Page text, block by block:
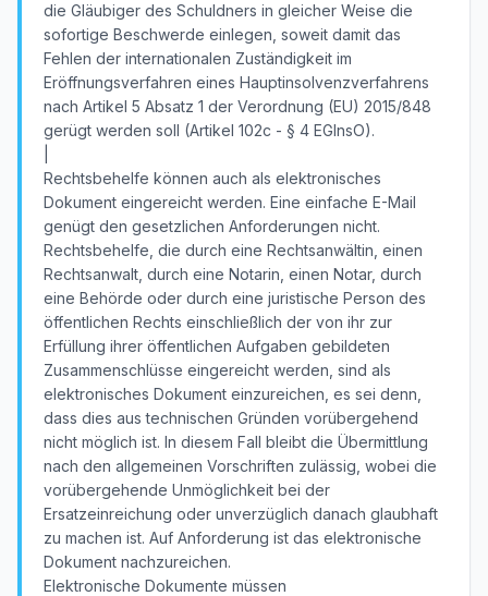
die Gläubiger des Schuldners in gleicher Weise die
sofortige Beschwerde einlegen, soweit damit das
Fehlen der internationalen Zuständigkeit im
Eröffnungsverfahren eines Hauptinsolvenzverfahrens
nach Artikel 5 Absatz 1 der Verordnung (EU) 2015/848
gerügt werden soll (Artikel 102c - § 4 EGInsO).
Rechtsbehelfe können auch als elektronisches
Dokument eingereicht werden. Eine einfache E-Mail
genügt den gesetzlichen Anforderungen nicht.
Rechtsbehelfe, die durch eine Rechtsanwältin, einen
Rechtsanwalt, durch eine Notarin, einen Notar, durch
eine Behörde oder durch eine juristische Person des
öffentlichen Rechts einschließlich der von ihr zur
Erfüllung ihrer öffentlichen Aufgaben gebildeten
Zusammenschlüsse eingereicht werden, sind als
elektronisches Dokument einzureichen, es sei denn,
dass dies aus technischen Gründen vorübergehend
nicht möglich ist. In diesem Fall bleibt die Übermittlung
nach den allgemeinen Vorschriften zulässig, wobei die
vorübergehende Unmöglichkeit bei der
Ersatzeinreichung oder unverzüglich danach glaubhaft
zu machen ist. Auf Anforderung ist das elektronische
Dokument nachzureichen.
Elektronische Dokumente müssen